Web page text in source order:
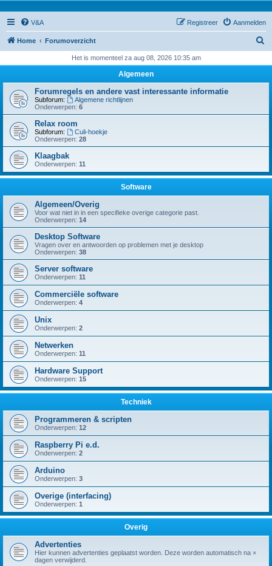
V&A Aanmelden
Registreer
Home Forumoverzicht
k
Het is momenteel za aug 08, 2026 10:35 am
Algemeen
Forumregels en andere vast interessante informatie
Subforum:
Algemene richtlijnen
Onderwerpen: 6
Relax room
Subforum:
Culi-hoekje
Onderwerpen: 28
Klaagbak
Onderwerpen: 11
Software
Algemeen/Overig
Voor wat niet in in een specifieke overige categorie past.
Onderwerpen: 14
Desktop Software
Vragen over en antwoorden op problemen met je desktop
Onderwerpen: 38
Server software
Onderwerpen: 11
Commerciële software
Onderwerpen: 4
Unix
Onderwerpen: 2
Netwerken
Onderwerpen: 11
Hardware Support
Onderwerpen: 15
Techniek
Programmeren & scripten
Onderwerpen: 12
Raspberry Pi e.d.
Onderwerpen: 2
Arduino
Onderwerpen: 3
Overige (interfacing)
Onderwerpen: 1
Overig
Advertenties
Hier kunnen advertenties geplaatst worden. Deze worden automatisch na ×
dagen verwijderd.